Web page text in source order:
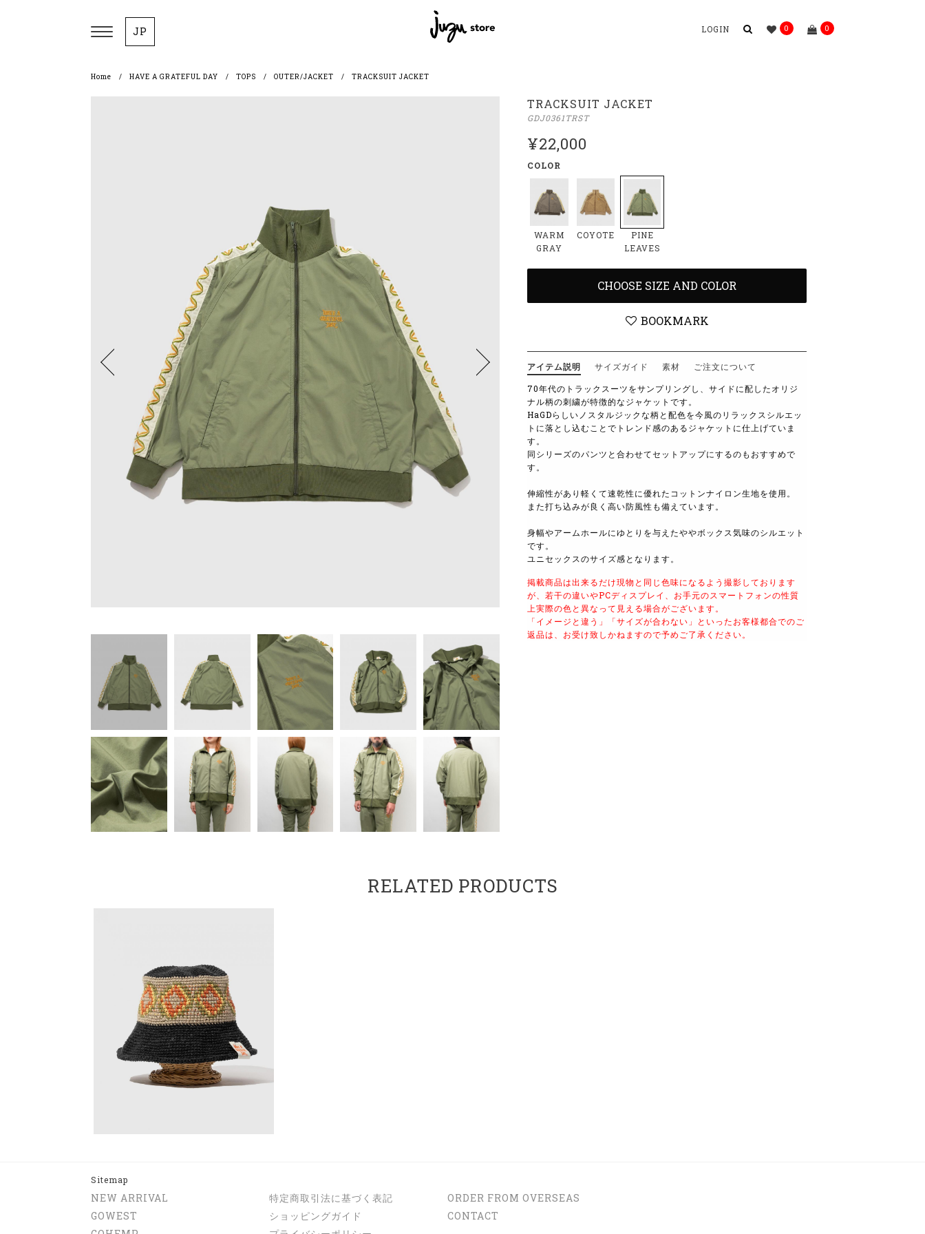
JP LOGIN 0 0
Home HAVE A GRATEFUL DAY TOPS OUTER/JACKET TRACKSUIT JACKET
TRACKSUIT JACKET
GDJ0361TRST
¥22,000
COLOR
WARM
GRAY
COYOTE
PINE
LEAVES
CHOOSE SIZE AND COLOR
BOOKMARK
アイテム説明 サイズガイド 素材
ご注文について
70年代のトラックスーツをサンプリングし、サイドに配したオリジ
ナル柄の刺繍が特徴的なジャケットです。
HaGDらしいノスタルジックな柄と配色を今風のリラックスシルエッ
トに落とし込むことでトレンド感のあるジャケットに仕上げていま
す。
同シリーズのパンツと合わせてセットアップにするのもおすすめで
す。
伸縮性があり軽くて速乾性に優れたコットンナイロン生地を使用。
また打ち込みが良く高い防風性も備えています。
身幅やアームホールにゆとりを与えたややボックス気味のシルエット
です。
ユニセックスのサイズ感となります。
掲載商品は出来るだけ現物と同じ色味になるよう撮影しております
が、若干の違いやPCディスプレイ、お手元のスマートフォンの性質
上実際の色と異なって見える場合がございます。
「イメージと違う」「サイズが合わない」といったお客様都合でのご
返品は、お受け致しかねますので予めご了承ください。
RELATED PRODUCTS
Sitemap
NEW ARRIVAL
GOWEST
特定商取引法に基づく表記
ショッピングガイド
ORDER FROM OVERSEAS
CONTACT